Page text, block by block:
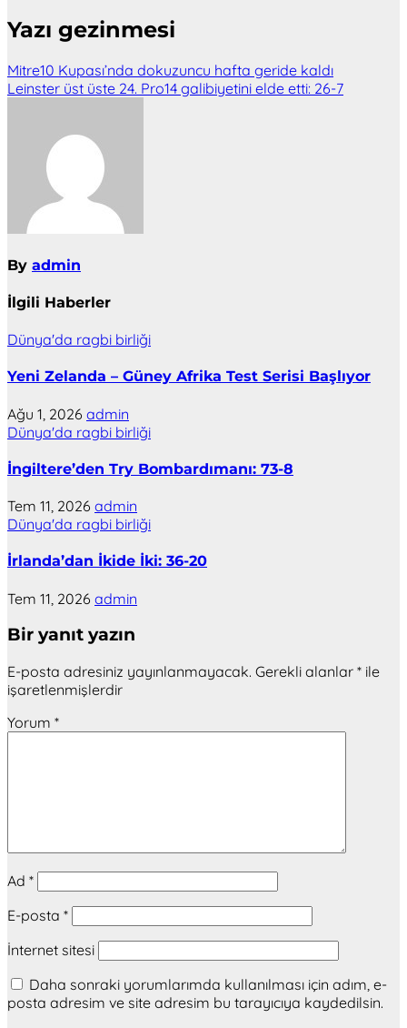
Yazı gezinmesi
Mitre10 Kupası’nda dokuzuncu hafta geride kaldı
Leinster üst üste 24. Pro14 galibiyetini elde etti: 26-7
By admin
İlgili Haberler
Dünya'da ragbi birliği
Yeni Zelanda – Güney Afrika Test Serisi Başlıyor
Ağu 1, 2026 admin
Dünya'da ragbi birliği
İngiltere’den Try Bombardımanı: 73-8
Tem 11, 2026 admin
Dünya'da ragbi birliği
İrlanda’dan İkide İki: 36-20
Tem 11, 2026 admin
Bir yanıt yazın
E-posta adresiniz yayınlanmayacak. Gerekli alanlar * ile
işaretlenmişlerdir
Yorum *
Ad *
E-posta *
İnternet sitesi
Daha sonraki yorumlarımda kullanılması için adım, e-
posta adresim ve site adresim bu tarayıcıya kaydedilsin.